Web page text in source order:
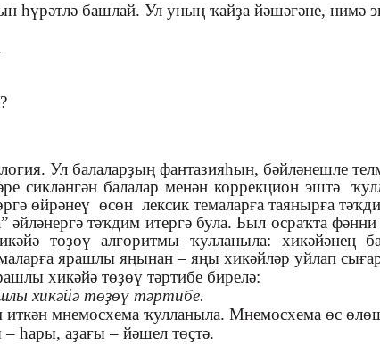
һүрәтлә башлай. Ул уның ҡайҙа йәшәгәне, нимә
Ул балаларҙың фантазияһын, бәйләнешле
сикләнгән балалар менән коррекцион эштә
өйрәнеү өсөн лексик темаларға таянырға
тәҡдим итергә була. Был осраҡта
төҙөү алгоритмы ҡулланыла:
ярашлы яңынан – яңы хикәйләр уйлап
хикәйә төҙөү тәртибе бирелә:
хикәйә төҙөү тәртибе.
мнемосхема ҡулланыла. Мнемосхема өс
һары, аҙағы – йәшел төҫтә.